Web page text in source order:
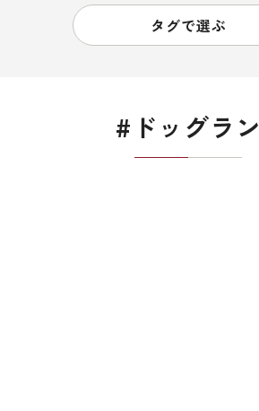
タグで選ぶ
#ドッグラン